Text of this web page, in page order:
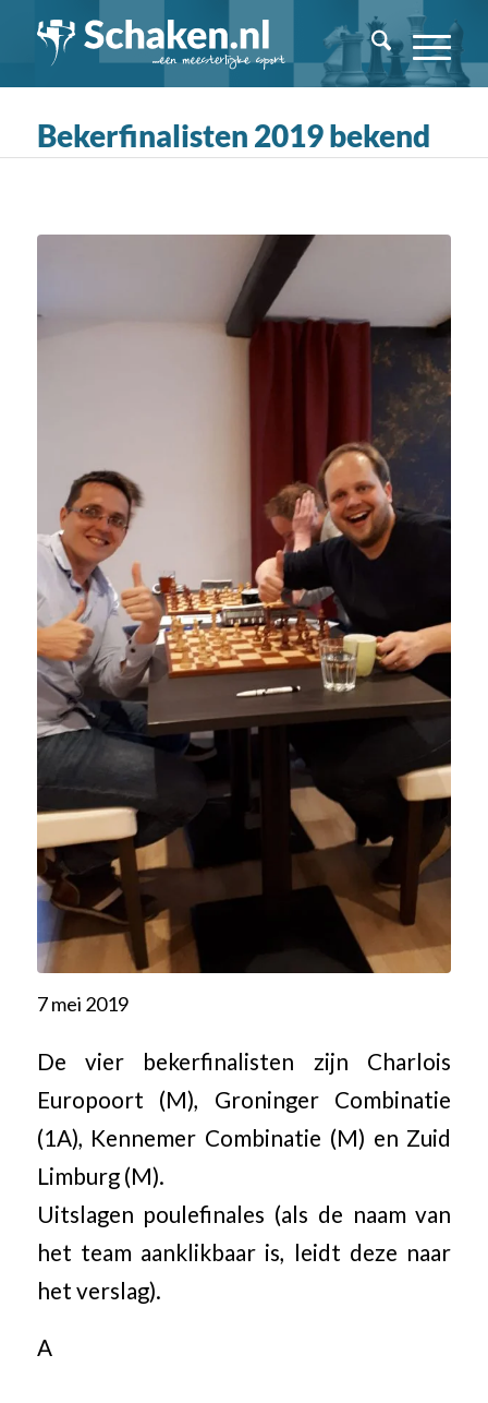
Bekerfinalisten 2019 bekend
7 mei 2019
De vier bekerfinalisten zijn Charlois
Europoort (M), Groninger Combinatie
(1A), Kennemer Combinatie (M) en Zuid
Limburg (M).
Uitslagen poulefinales (als de naam van
het team aanklikbaar is, leidt deze naar
het verslag).
A